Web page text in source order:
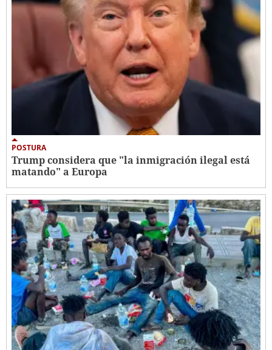
POSTURA
Trump considera que "la inmigración ilegal está
matando" a Europa